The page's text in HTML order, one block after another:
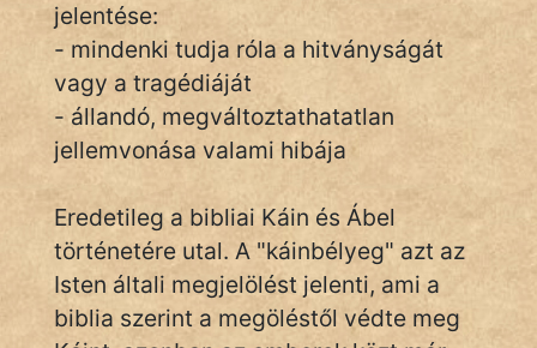
Tréfás
SZÓLÁS
És
KÖZMONDÁS
jelentése:
- mindenki tudja róla a hitványságát
vagy a tragédiáját
- állandó, megváltoztathatatlan
jellemvonása valami hibája
Eredetileg a bibliai Káin és Ábel
történetére utal. A "káinbélyeg" azt az
Isten általi megjelölést jelenti, ami a
biblia szerint a megöléstől védte meg